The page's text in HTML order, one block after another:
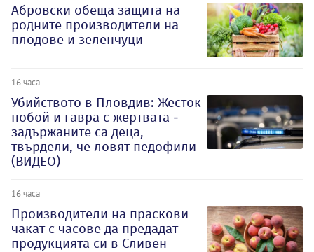
Абровски обеща защита на
родните производители на
плодове и зеленчуци
16 часа
Убийството в Пловдив: Жесток
побой и гавра с жертвата -
задържаните са деца,
твърдели, че ловят педофили
(ВИДЕО)
16 часа
Производители на праскови
чакат с часове да предадат
продукцията си в Сливен